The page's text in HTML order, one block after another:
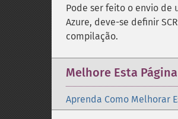
Pode ser feito o envio de
Azure, deve-se definir
compilação.
Melhore Esta Página
Aprenda Como Melhorar